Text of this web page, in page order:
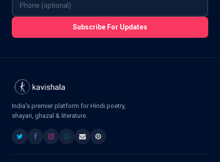
Subscribe For Updates
India's premier platform for Hindi poetry,
shayari, ghazal & literature.